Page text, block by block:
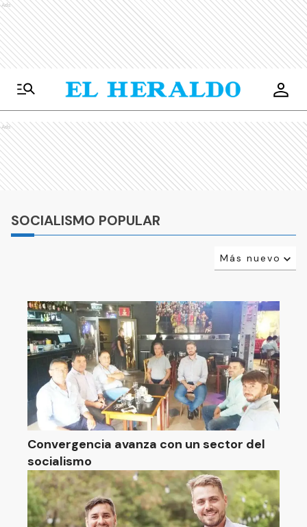
Ads
Ads
SOCIALISMO POPULAR
Más nuevo
Convergencia avanza con un sector del
socialismo